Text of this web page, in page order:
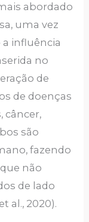
abordado
uma vez
influência
no
de
de doenças
câncer,
são
fazendo
não
de lado
al., 2020).